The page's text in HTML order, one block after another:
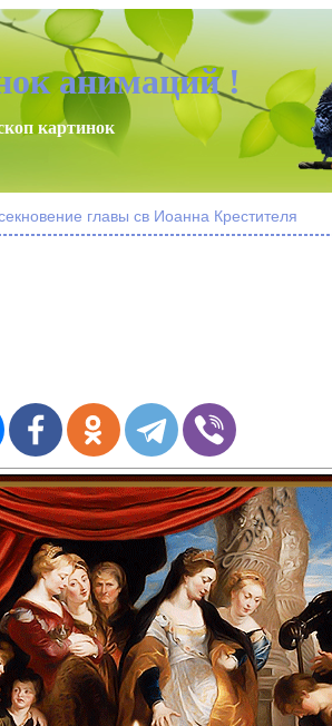
анимаций !
картинок
главы св Иоанна Крестителя